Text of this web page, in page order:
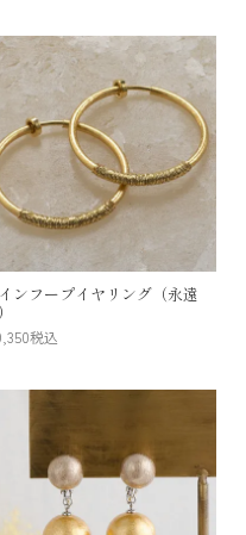
ンフープイヤリング（永遠
税込